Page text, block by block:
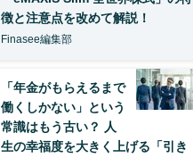
徴と注意点を改めて解説！
Finasee編集部
「年金がもらえるまで
働くしかない」という
常識はもう古い？ 人
生の幸福度を大きく上げる「引き